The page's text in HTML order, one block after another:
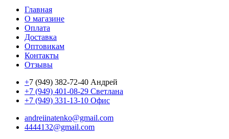
Главная
О магазине
Оплата
Доставка
Оптовикам
Контакты
Отзывы
+7 (949) 382-72-40 Андрей
+7 (949) 401-08-29 Светлана
+7 (949) 331-13-10 Офис
andreiinatenko@gmail.com
4444132@gmail.com